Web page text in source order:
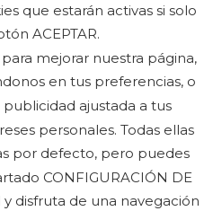
en transportes
| 50016 Zaragoza
que estarán activas si solo
ACEPTAR.
mejorar nuestra página,
en tus preferencias, o
ajustada a tus
personales. Todas ellas
por defecto, pero puedes
CONFIGURACIÓN DE
disfruta de una navegación